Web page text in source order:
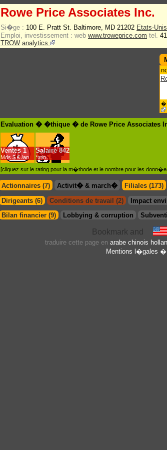
Rowe Price Associates Inc.
Si�ge : 100 E. Pratt St. Baltimore, MD 21202 Etats-Unis
Emploi, investissement : web www.troweprice.com tel.
TROW analytics
�
Evaluation � �thique � de Rowe Price Associates
Ventes 1
Mds $.€ /an
Salaire 842
*min.
[cliquez sur le rating pour la m�thode et le nombre pour les
Actionnaires (7) Activit� & march� Filiales (173)
Dirigeants (6)
Conditions de travail (2) Impact
Bilan financier (9)
Lobbying & corruption
traduire cette page en arabe chinois
Mentions l�gales �